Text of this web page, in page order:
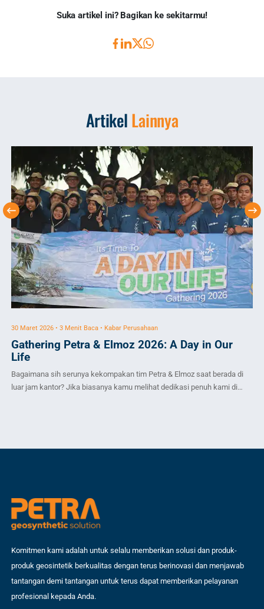
Suka artikel ini? Bagikan ke sekitarmu!
ArtikelLainnya
30 Maret 2026 • 3 Menit Baca • Kabar Perusahaan
Gathering Petra & Elmoz 2026: A Day in Our
Life
Bagaimana sih serunya kekompakan tim Petra & Elmoz saat berada di
luar jam kantor? Jika biasanya kamu melihat dedikasi penuh kami di
Komitmen kami adalah untuk selalu memberikan solusi dan produk-
produk geosintetik berkualitas dengan terus berinovasi dan menjawab
tantangan demi tantangan untuk terus dapat memberikan pelayanan
profesional kepada Anda.